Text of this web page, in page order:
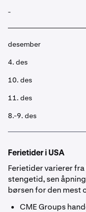
-
desember
4. des
10. des
11. des
8.-9. des
Ferietider i USA
Ferietider varierer
stengetid, sen
børsen for den mest
CME Groups